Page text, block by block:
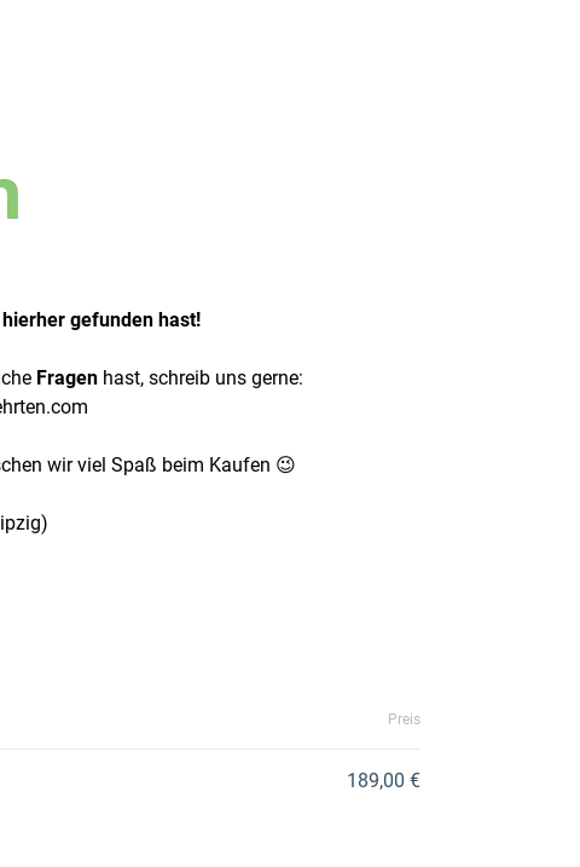
gefunden hast!
Fragen hast, schreib uns gerne:
wir viel Spaß beim Kaufen 😉
Preis
189,00 €